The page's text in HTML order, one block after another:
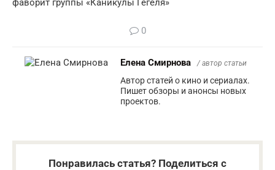
0
Елена Смирнова / автор статьи
Автор статей о кино и сериалах.
Пишет обзоры и анонсы новых
проектов.
Понравилась статья? Поделиться с